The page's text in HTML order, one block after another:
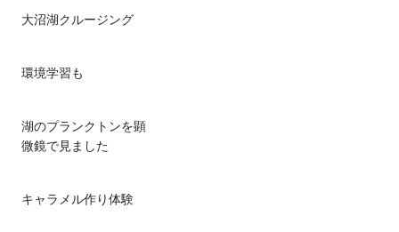
大沼湖クルージング
環境学習も
湖のプランクトンを顕
微鏡で見ました
キャラメル作り体験